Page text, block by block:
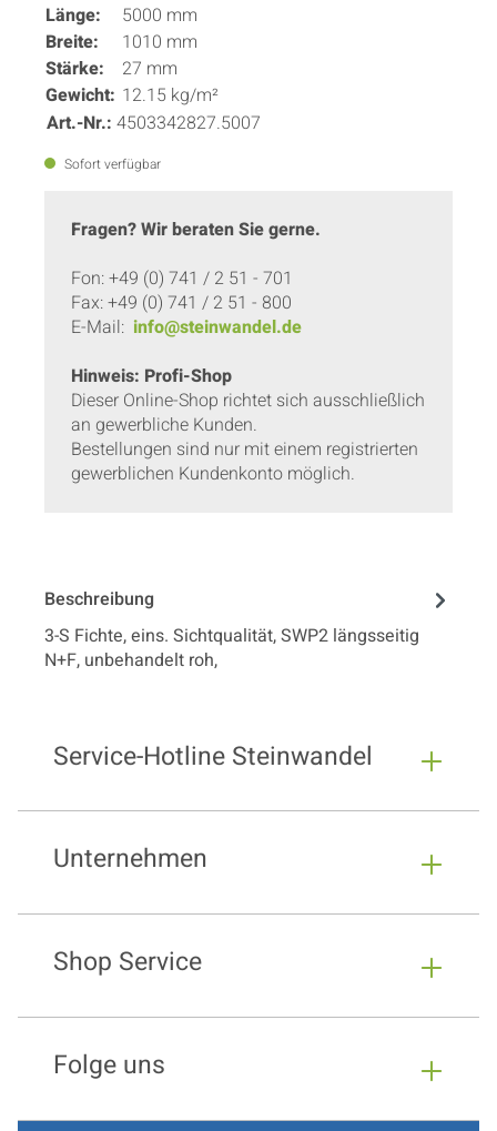
Länge:
5000 mm
Breite:
1010 mm
Stärke:
27 mm
Gewicht: 12.15 kg/m²
Art.-Nr.: 4503342827.5007
Sofort verfügbar
Fragen? Wir beraten Sie gerne.
Fon: +49 (0) 741 / 2 51 - 701
Fax: +49 (0) 741 / 2 51 - 800
E-Mail: info@steinwandel.de
Hinweis: Profi-Shop
Dieser Online-Shop richtet sich ausschließlich
an gewerbliche Kunden.
Bestellungen sind nur mit einem registrierten
gewerblichen Kundenkonto möglich.
Beschreibung
3-S Fichte, eins. Sichtqualität, SWP2 längsseitig
N+F, unbehandelt roh,
Service-Hotline Steinwandel
Unternehmen
Shop Service
Folge uns